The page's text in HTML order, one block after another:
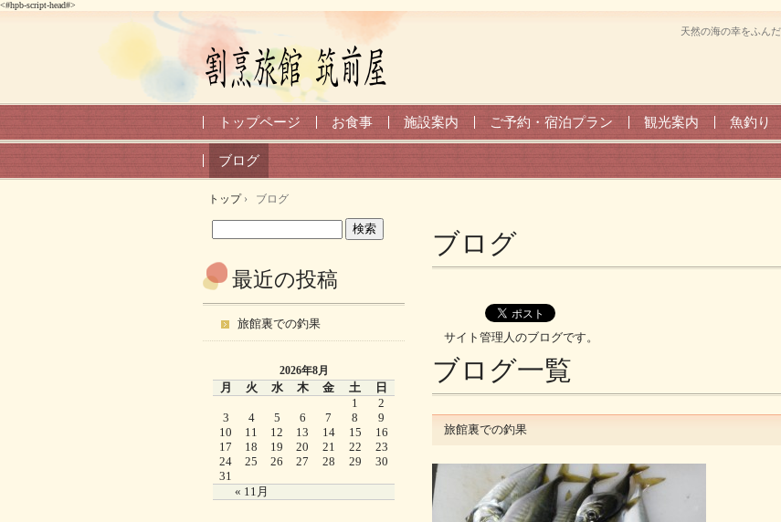
<#hpb-script-head#>
天然の海の幸をふん
トップページ お食事 施設案内 ご予約・宿泊プラン 観光案内 魚釣り
ブログ
トップ› ブログ
ブログ
サイト管理人のブログです。
ブログ一覧
旅館裏での釣果
最近の投稿
旅館裏での釣果
2026年8月
月 火 水 木 金 土 日
« 11月
1
2
3
4 5 6 7 8
9
10
11 12 13 14 15
16
17
18 19 20 21 22
23
24
25 26 27 28 29
30
31